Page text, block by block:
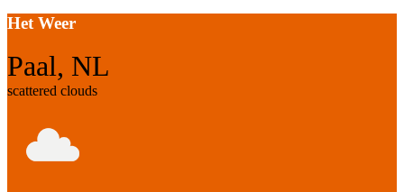
Het Weer
Paal, NL
scattered clouds